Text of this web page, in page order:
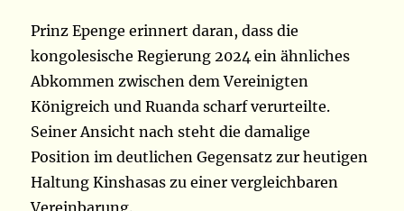
Prinz Epenge erinnert daran, dass die
kongolesische Regierung 2024 ein ähnliches
Abkommen zwischen dem Vereinigten
Königreich und Ruanda scharf verurteilte.
Seiner Ansicht nach steht die damalige
Position im deutlichen Gegensatz zur heutigen
Haltung Kinshasas zu einer vergleichbaren